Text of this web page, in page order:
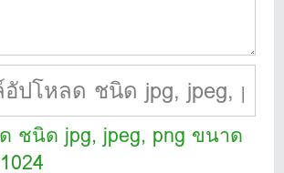
ชนิด jpg, jpeg, png ขนาด